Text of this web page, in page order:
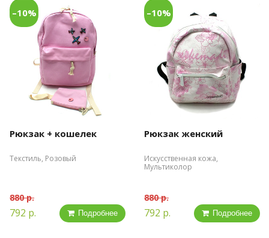
–10%
Рюкзак + кошелек
Текстиль, Розовый
880 р.
792 р. Подробнее
–10%
Рюкзак женский
Искусственная кожа,
Мультиколор
880 р.
792 р. Подробнее